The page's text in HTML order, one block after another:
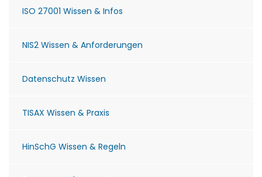
ISO 27001 Wissen & Infos
NIS2 Wissen & Anforderungen
Datenschutz Wissen
TISAX Wissen & Praxis
HinSchG Wissen & Regeln